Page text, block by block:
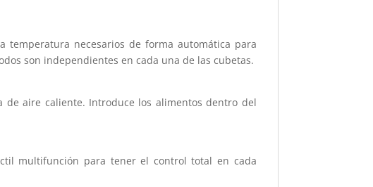
temperatura necesarios de forma automática para
son independientes en cada una de las cubetas.
de aire caliente. Introduce los alimentos dentro del
multifunción para tener el control total en cada